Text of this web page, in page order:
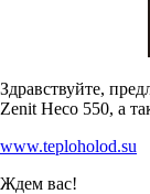
Здравствуйте,
Zenit Heco 550, а
www.teploholod.su
Ждем вас!